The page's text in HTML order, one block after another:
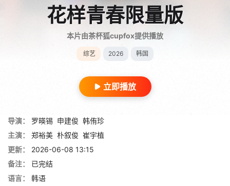
花样青春限量版
本片由茶杯狐cupfox提供播放
综艺 2026 韩国
立即播放
导演： 罗暎锡 申建俊 韩侑珍
主演：
郑裕美 朴叙俊 崔宇植
更新：
2026-06-08 13:15
备注：
已完结
语言：
韩语